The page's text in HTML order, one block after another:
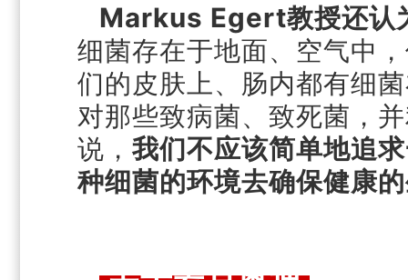
Markus Egert教授还认
细菌存在于地面、空气中
们的皮肤上、肠内都有细
对那些致病菌、致死菌，
说，我们不应该简单地追
种细菌的环境去确保健康